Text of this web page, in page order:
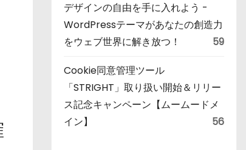
デザインの自由を手に入れよう -
WordPressテーマがあなたの創造力
をウェブ世界に解き放つ！
59
Cookie同意管理ツール
「STRIGHT」取り扱い開始＆リリー
ス記念キャンペーン【ムームードメ
イン】
56